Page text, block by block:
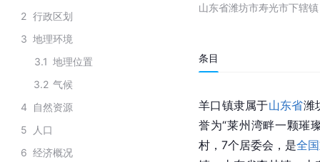
2 行政区划
3 地理环境
3.1 地理位置
3.2 气候
4
自然资源
5
人口
6 经济概况
山东省潍坊市寿光市下辖镇
条目
羊口镇隶属于山东省潍
誉为“莱州湾畔一颗璀
村，7个居委会，是全